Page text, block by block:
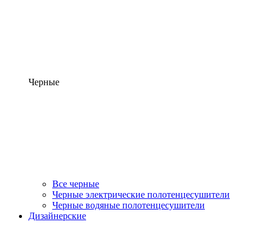
Черные
Все черные
Черные электрические полотенцесушители
Черные водяные полотенцесушители
Дизайнерские